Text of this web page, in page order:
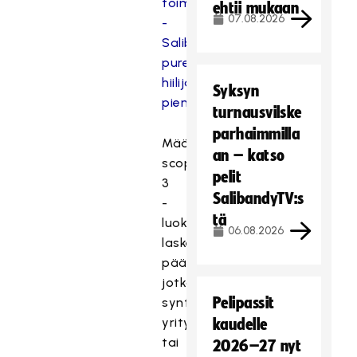
-
Salibandyliitto
pureutuu
hiilijalanjälkensä
pienentämiseen
Määritelmällisesti
scope
3
-
luokkaan
lasketaan
päästöt,
jotka
syntyvät
yrityksen
tai
ehtii mukaan
07.08.2026
Syksyn
turnausvilske
parhaimmilla
an – katso
pelit
SalibandyTV:s
tä
06.08.2026
Pelipassit
kaudelle
2026–27 nyt